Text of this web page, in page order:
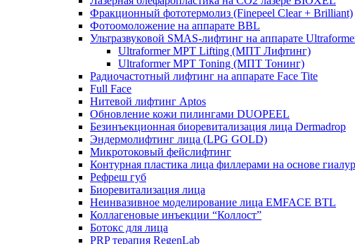
Фракционный фототермолиз (Finepeel Clear + Brilliant)
Фотоомоложение на аппарате BBL
Ультразвуковой SMAS-лифтинг на аппарате
Ultraformer MPT Lifting (МПТ Лифтинг)
Ultraformer MPT Toning (МПТ Тонинг)
Радиочастотный лифтинг на аппарате Face Tite
Full Face
Нитевой лифтинг Aptos
Обновление кожи пилингами DUOPEEL
Безинъекционная биоревитализация лица Dermadrop
Эндермолифтинг лица (LPG GOLD)
Микротоковый фейслифтинг
Контурная пластика лица филлерами на основе
Рефреш губ
Биоревитализация лица
Неинвазивное моделирование лица EMFACE BTL
Коллагеновые инъекции “Коллост”
Ботокс для лица
PRP терапия RegenLab